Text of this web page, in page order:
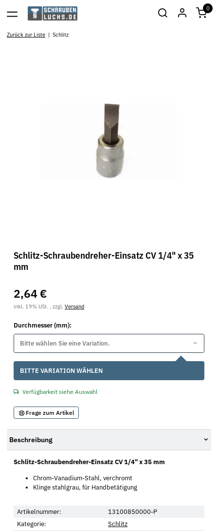
0
Zurück zur Liste Schlitz
Schlitz-Schraubendreher-Einsatz CV 1/4" x 35
mm
2,64 €
inkl. 19% USt. , zzgl. Versand
Durchmesser (mm):
Bitte wählen Sie eine Variation.
x
BITTE VARIATION WÄHLEN
Verfügbarkeit siehe Auswahl
Frage zum Artikel
Beschreibung
Schlitz-Schraubendreher-Einsatz CV 1/4" x 35 mm
Chrom-Vanadium-Stahl, verchromt
Klinge stahlgrau, für Handbetätigung
Artikelnummer:
13100850000-P
Kategorie:
Schlitz